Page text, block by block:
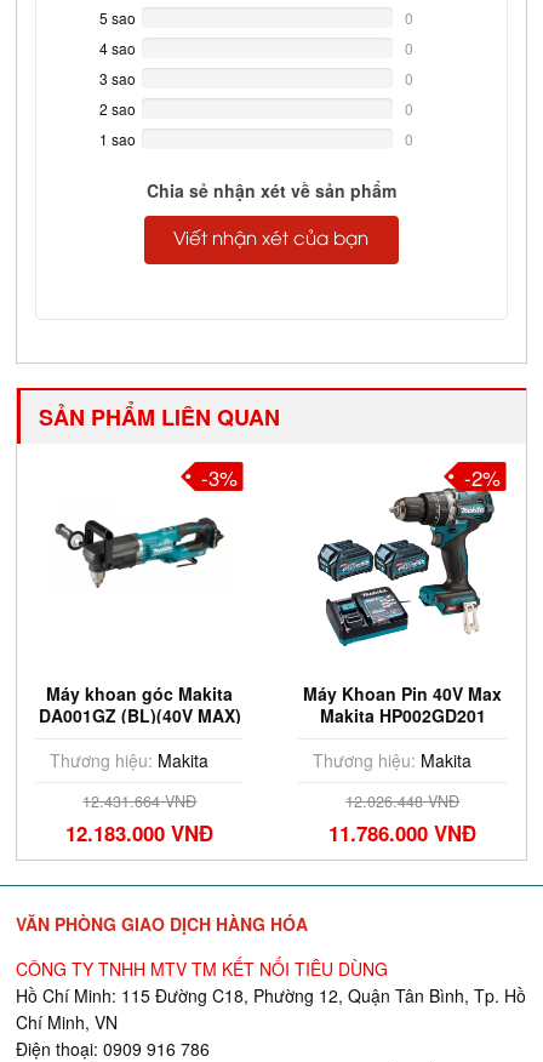
5 sao
Complete
0
4 sao
Complete
0
3 sao
Complete
0
2 sao
Complete
0
1 sao
0
Chia sẻ nhận xét về sản phẩm
Viết nhận xét của bạn
SẢN PHẨM LIÊN QUAN
Máy khoan góc Makita
DA001GZ (BL)(40V MAX)
Thương hiệu: Makita
12.431.664 VNĐ
12.183.000 VNĐ
-3%
Máy Khoan Pin 40V Max
Makita HP002GD201
Thương hiệu: Makita
12.026.448 VNĐ
11.786.000 VNĐ
-2%
VĂN PHÒNG GIAO DỊCH HÀNG HÓA
CÔNG TY TNHH MTV TM KẾT NỐI TIÊU DÙNG
Hồ Chí Minh: 115 Đường C18, Phường 12, Quận Tân Bình, Tp. Hồ
Chí Minh, VN
Điện thoại: 0909 916 786